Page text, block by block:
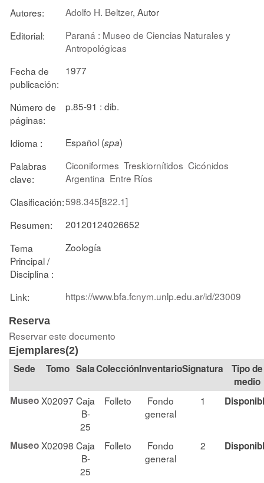
Autores: Adolfo H. Beltzer, Autor
Editorial:
Paraná : Museo de Ciencias Naturales y
Antropológicas
Fecha de
publicación:
1977
Número de
páginas:
p.85-91 : dib.
Idioma : Español (spa)
Palabras
clave:
Ciconiformes Treskiornítidos Cicónidos
Argentina Entre Ríos
Clasificación:598.345[822.1]
Resumen:
20120124026652
Tema
Principal /
Disciplina :
Zoología
Link: https://www.bfa.fcnym.unlp.edu.ar/id/23009
Reserva
Reservar este documento
Ejemplares(2)
Tomo SalaColección Signatura
Tipo de
medio
MuseoX02097 Caja
B-
25
Folleto
Fondo
general
1
MuseoX02098 Caja
B-
25
Folleto
Fondo
general
2